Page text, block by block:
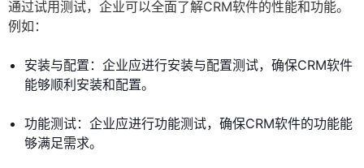
通过试用测试，企业可以全面了解CRM软件的性能和功能。
例如：
安装与配置：企业应进行安装与配置测试，确保CRM软件
能够顺利安装和配置。
功能测试：企业应进行功能测试，确保CRM软件的功能能
够满足需求。